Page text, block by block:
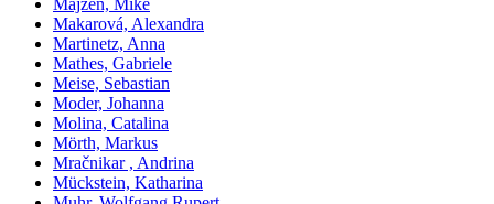
Makarová, Alexandra
Martinetz, Anna
Mathes, Gabriele
Meise, Sebastian
Moder, Johanna
Molina, Catalina
Mörth, Markus
Mračnikar , Andrina
Mückstein, Katharina